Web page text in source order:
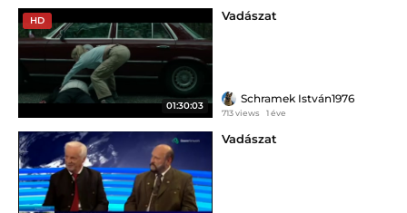
HD
01:30:03
Vadászat
Schramek István1976
713 views 1 éve
Vadászat